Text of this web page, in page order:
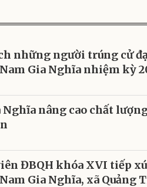
những người trúng cử
Gia Nghĩa nhiệm kỳ
Nghĩa nâng cao chất
ĐBQH khóa XVI tiếp
Gia Nghĩa, xã Quảng